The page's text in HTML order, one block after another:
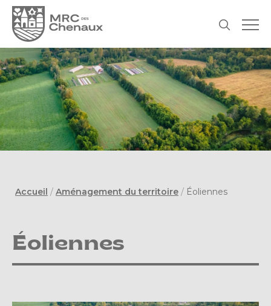
Accueil / Aménagement du territoire / Éoliennes
Éoliennes